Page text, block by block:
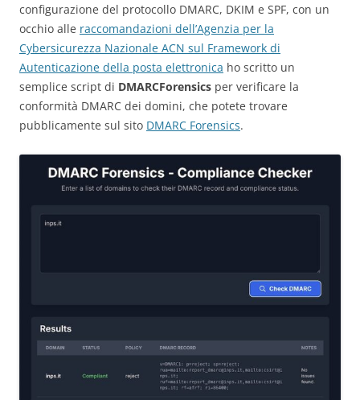
configurazione del protocollo DMARC, DKIM e SPF, con un
occhio alle raccomandazioni dell’Agenzia per la
Cybersicurezza Nazionale ACN sul Framework di
Autenticazione della posta elettronica ho scritto un
semplice script di DMARCForensics per verificare la
conformità DMARC dei domini, che potete trovare
pubblicamente sul sito DMARC Forensics.